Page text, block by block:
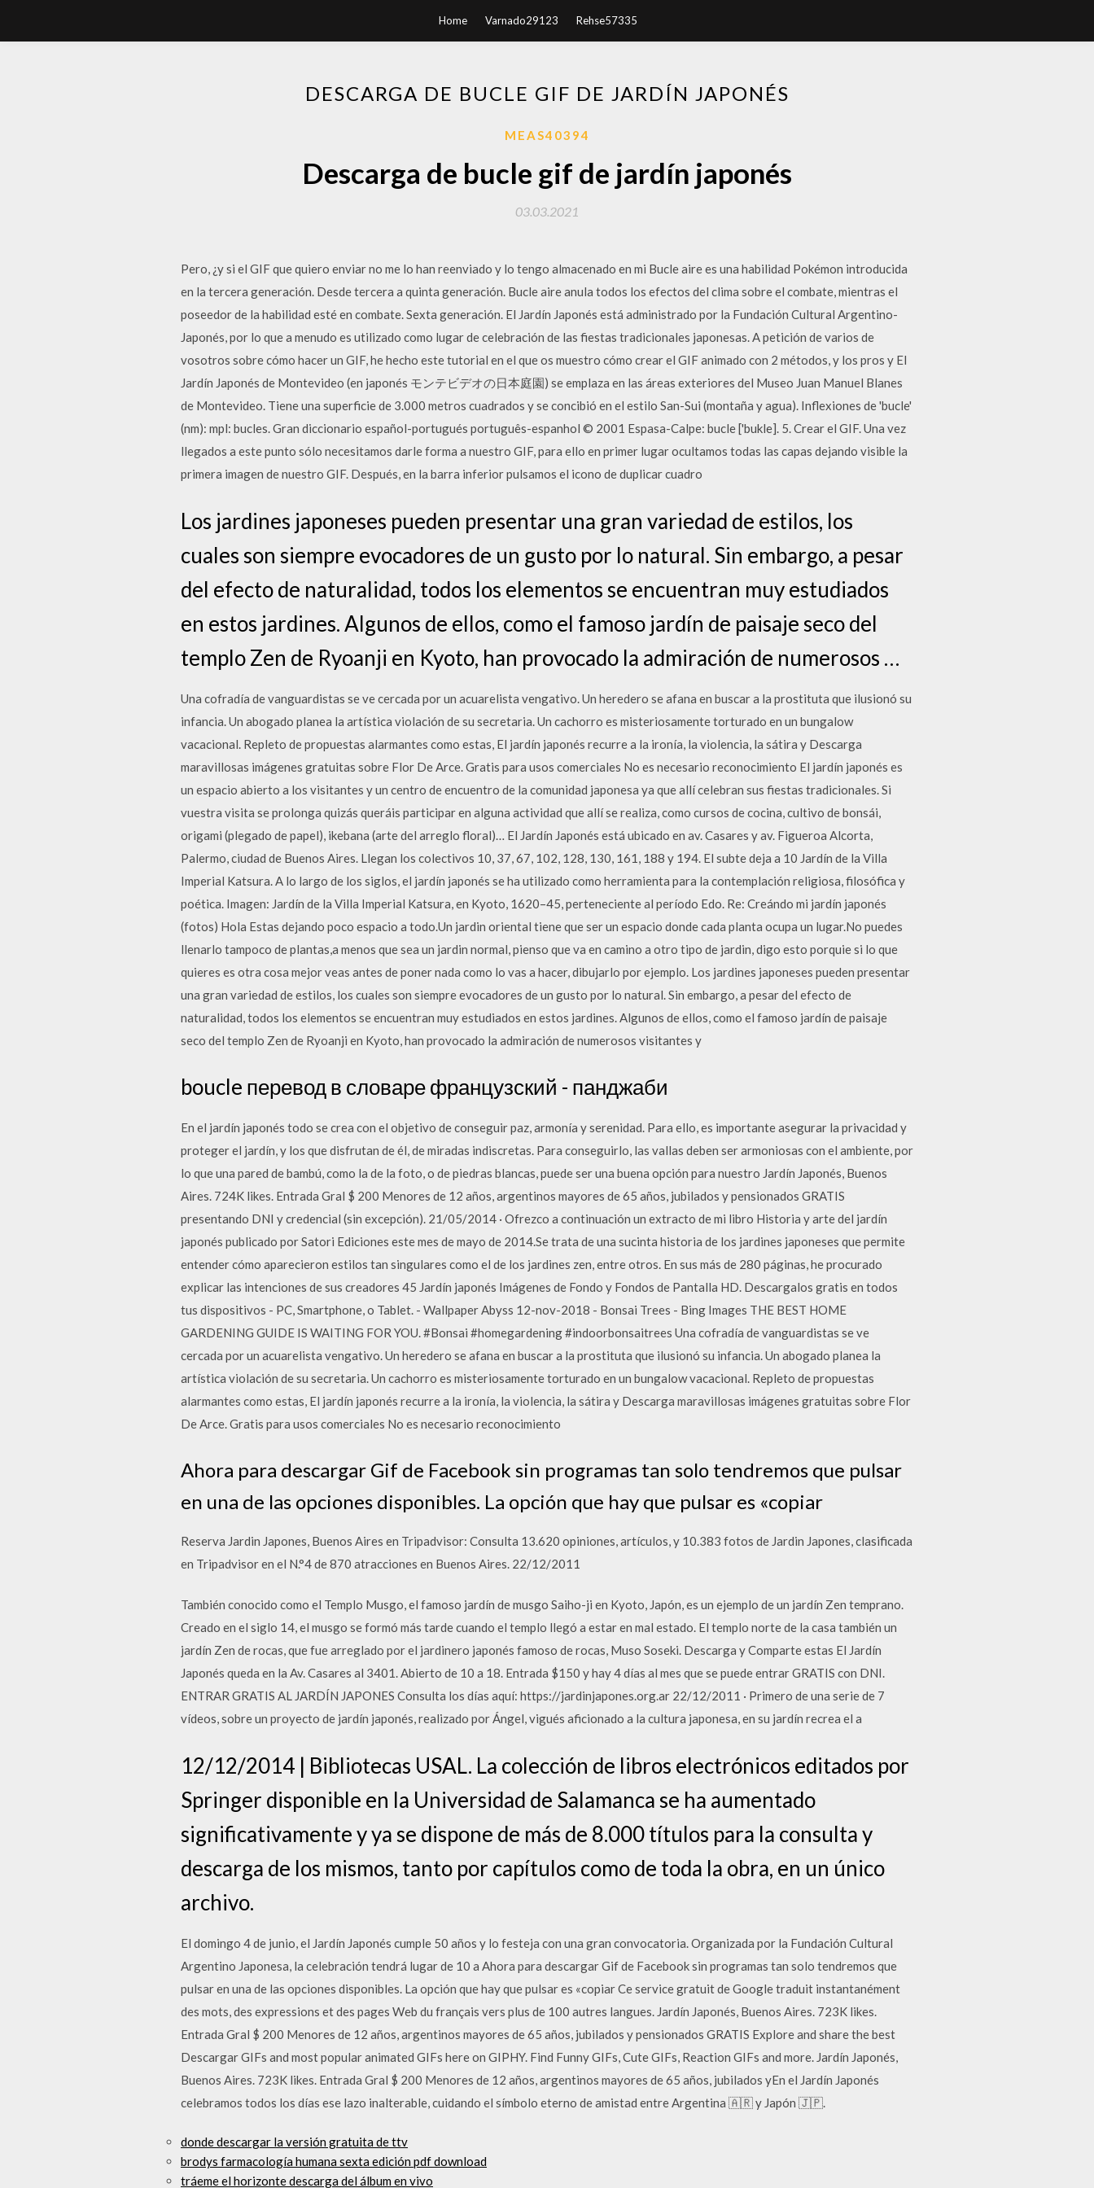
Home Varnado29123 Rehse57335
DESCARGA DE BUCLE GIF DE JARDÍN JAPONÉS
MEAS40394
Descarga de bucle gif de jardín japonés
03.03.2021
Pero, ¿y si el GIF que quiero enviar no me lo han reenviado y lo tengo almacenado en mi Bucle aire es una habilidad Pokémon introducida
en la tercera generación. Desde tercera a quinta generación. Bucle aire anula todos los efectos del clima sobre el combate, mientras el
poseedor de la habilidad esté en combate. Sexta generación. El Jardín Japonés está administrado por la Fundación Cultural Argentino-
Japonés, por lo que a menudo es utilizado como lugar de celebración de las fiestas tradicionales japonesas. A petición de varios de
vosotros sobre cómo hacer un GIF, he hecho este tutorial en el que os muestro cómo crear el GIF animado con 2 métodos, y los pros y El
Jardín Japonés de Montevideo (en japonés モンテビデオの日本庭園) se emplaza en las áreas exteriores del Museo Juan Manuel Blanes
de Montevideo. Tiene una superficie de 3.000 metros cuadrados y se concibió en el estilo San-Sui (montaña y agua). Inflexiones de 'bucle'
(nm): mpl: bucles. Gran diccionario español-portugués português-espanhol © 2001 Espasa-Calpe: bucle ['bukle]. 5. Crear el GIF. Una vez
llegados a este punto sólo necesitamos darle forma a nuestro GIF, para ello en primer lugar ocultamos todas las capas dejando visible la
primera imagen de nuestro GIF. Después, en la barra inferior pulsamos el icono de duplicar cuadro
Los jardines japoneses pueden presentar una gran variedad de estilos, los
cuales son siempre evocadores de un gusto por lo natural. Sin embargo, a pesar
del efecto de naturalidad, todos los elementos se encuentran muy estudiados
en estos jardines. Algunos de ellos, como el famoso jardín de paisaje seco del
templo Zen de Ryoanji en Kyoto, han provocado la admiración de numerosos …
Una cofradía de vanguardistas se ve cercada por un acuarelista vengativo. Un heredero se afana en buscar a la prostituta que ilusionó su
infancia. Un abogado planea la artística violación de su secretaria. Un cachorro es misteriosamente torturado en un bungalow
vacacional. Repleto de propuestas alarmantes como estas, El jardín japonés recurre a la ironía, la violencia, la sátira y Descarga
maravillosas imágenes gratuitas sobre Flor De Arce. Gratis para usos comerciales No es necesario reconocimiento El jardín japonés es
un espacio abierto a los visitantes y un centro de encuentro de la comunidad japonesa ya que allí celebran sus fiestas tradicionales. Si
vuestra visita se prolonga quizás queráis participar en alguna actividad que allí se realiza, como cursos de cocina, cultivo de bonsái,
origami (plegado de papel), ikebana (arte del arreglo floral)… El Jardín Japonés está ubicado en av. Casares y av. Figueroa Alcorta,
Palermo, ciudad de Buenos Aires. Llegan los colectivos 10, 37, 67, 102, 128, 130, 161, 188 y 194. El subte deja a 10 Jardín de la Villa
Imperial Katsura. A lo largo de los siglos, el jardín japonés se ha utilizado como herramienta para la contemplación religiosa, filosófica y
poética. Imagen: Jardín de la Villa Imperial Katsura, en Kyoto, 1620–45, perteneciente al período Edo. Re: Creándo mi jardín japonés
(fotos) Hola Estas dejando poco espacio a todo.Un jardin oriental tiene que ser un espacio donde cada planta ocupa un lugar.No puedes
llenarlo tampoco de plantas,a menos que sea un jardin normal, pienso que va en camino a otro tipo de jardin, digo esto porquie si lo que
quieres es otra cosa mejor veas antes de poner nada como lo vas a hacer, dibujarlo por ejemplo. Los jardines japoneses pueden presentar
una gran variedad de estilos, los cuales son siempre evocadores de un gusto por lo natural. Sin embargo, a pesar del efecto de
naturalidad, todos los elementos se encuentran muy estudiados en estos jardines. Algunos de ellos, como el famoso jardín de paisaje
seco del templo Zen de Ryoanji en Kyoto, han provocado la admiración de numerosos visitantes y
boucle перевод в словаре французский - панджаби
En el jardín japonés todo se crea con el objetivo de conseguir paz, armonía y serenidad. Para ello, es importante asegurar la privacidad y
proteger el jardín, y los que disfrutan de él, de miradas indiscretas. Para conseguirlo, las vallas deben ser armoniosas con el ambiente, por
lo que una pared de bambú, como la de la foto, o de piedras blancas, puede ser una buena opción para nuestro Jardín Japonés, Buenos
Aires. 724K likes. Entrada Gral $ 200 Menores de 12 años, argentinos mayores de 65 años, jubilados y pensionados GRATIS
presentando DNI y credencial (sin excepción). 21/05/2014 · Ofrezco a continuación un extracto de mi libro Historia y arte del jardín
japonés publicado por Satori Ediciones este mes de mayo de 2014.Se trata de una sucinta historia de los jardines japoneses que permite
entender cómo aparecieron estilos tan singulares como el de los jardines zen, entre otros. En sus más de 280 páginas, he procurado
explicar las intenciones de sus creadores 45 Jardín japonés Imágenes de Fondo y Fondos de Pantalla HD. Descargalos gratis en todos
tus dispositivos - PC, Smartphone, o Tablet. - Wallpaper Abyss 12-nov-2018 - Bonsai Trees - Bing Images THE BEST HOME
GARDENING GUIDE IS WAITING FOR YOU. #Bonsai #homegardening #indoorbonsaitrees Una cofradía de vanguardistas se ve
cercada por un acuarelista vengativo. Un heredero se afana en buscar a la prostituta que ilusionó su infancia. Un abogado planea la
artística violación de su secretaria. Un cachorro es misteriosamente torturado en un bungalow vacacional. Repleto de propuestas
alarmantes como estas, El jardín japonés recurre a la ironía, la violencia, la sátira y Descarga maravillosas imágenes gratuitas sobre Flor
De Arce. Gratis para usos comerciales No es necesario reconocimiento
Ahora para descargar Gif de Facebook sin programas tan solo tendremos que pulsar
en una de las opciones disponibles. La opción que hay que pulsar es «copiar
Reserva Jardin Japones, Buenos Aires en Tripadvisor: Consulta 13.620 opiniones, artículos, y 10.383 fotos de Jardin Japones, clasificada
en Tripadvisor en el N.°4 de 870 atracciones en Buenos Aires. 22/12/2011
También conocido como el Templo Musgo, el famoso jardín de musgo Saiho-ji en Kyoto, Japón, es un ejemplo de un jardín Zen temprano.
Creado en el siglo 14, el musgo se formó más tarde cuando el templo llegó a estar en mal estado. El templo norte de la casa también un
jardín Zen de rocas, que fue arreglado por el jardinero japonés famoso de rocas, Muso Soseki. Descarga y Comparte estas El Jardín
Japonés queda en la Av. Casares al 3401. Abierto de 10 a 18. Entrada $150 y hay 4 días al mes que se puede entrar GRATIS con DNI.
ENTRAR GRATIS AL JARDÍN JAPONES Consulta los días aquí: https://jardinjapones.org.ar 22/12/2011 · Primero de una serie de 7
vídeos, sobre un proyecto de jardín japonés, realizado por Ángel, vigués aficionado a la cultura japonesa, en su jardín recrea el a
12/12/2014 | Bibliotecas USAL. La colección de libros electrónicos editados por
Springer disponible en la Universidad de Salamanca se ha aumentado
significativamente y ya se dispone de más de 8.000 títulos para la consulta y
descarga de los mismos, tanto por capítulos como de toda la obra, en un único
archivo.
El domingo 4 de junio, el Jardín Japonés cumple 50 años y lo festeja con una gran convocatoria. Organizada por la Fundación Cultural
Argentino Japonesa, la celebración tendrá lugar de 10 a Ahora para descargar Gif de Facebook sin programas tan solo tendremos que
pulsar en una de las opciones disponibles. La opción que hay que pulsar es «copiar Ce service gratuit de Google traduit instantanément
des mots, des expressions et des pages Web du français vers plus de 100 autres langues. Jardín Japonés, Buenos Aires. 723K likes.
Entrada Gral $ 200 Menores de 12 años, argentinos mayores de 65 años, jubilados y pensionados GRATIS Explore and share the best
Descargar GIFs and most popular animated GIFs here on GIPHY. Find Funny GIFs, Cute GIFs, Reaction GIFs and more. Jardín Japonés,
Buenos Aires. 723K likes. Entrada Gral $ 200 Menores de 12 años, argentinos mayores de 65 años, jubilados yEn el Jardín Japonés
celebramos todos los días ese lazo inalterable, cuidando el símbolo eterno de amistad entre Argentina 🇦🇷 y Japón 🇯🇵.
donde descargar la versión gratuita de ttv
brodys farmacología humana sexta edición pdf download
tráeme el horizonte descarga del álbum en vivo